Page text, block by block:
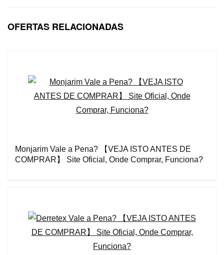
OFERTAS RELACIONADAS
Monjarim Vale a Pena? 【VEJA ISTO ANTES DE
COMPRAR】 Site Oficial, Onde Comprar, Funciona?